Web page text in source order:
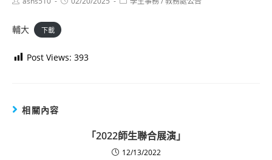
輔大 下載
Post Views: 393
相關內容
「2022師生聯合展演」
12/13/2022